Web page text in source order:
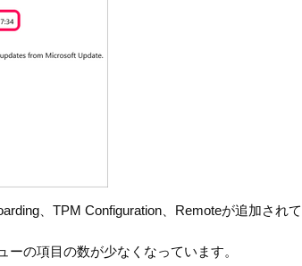
、TPM Configuration、Remoteが追加されて
の項目の数が少なくなっています。